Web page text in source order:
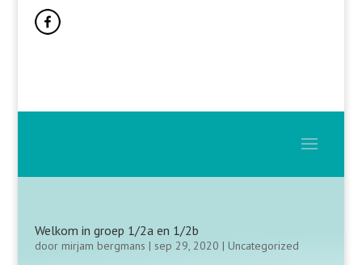
Welkom in groep 1/2a en 1/2b
door mirjam bergmans | sep 29, 2020 | Uncategorized